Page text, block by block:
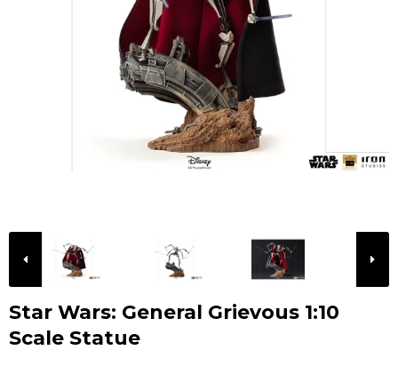
Star Wars: General Grievous 1:10
Scale Statue